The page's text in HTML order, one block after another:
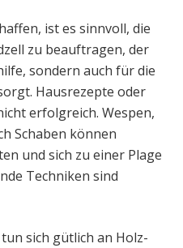
ist es sinnvoll, die
zu beauftragen, der
sondern auch für die
Hausrezepte oder
erfolgreich. Wespen,
Schaben können
und sich zu einer Plage
Techniken sind
sich gütlich an Holz-